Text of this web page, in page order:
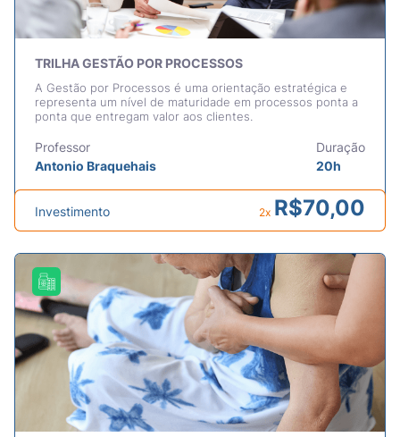
TRILHA GESTÃO POR PROCESSOS
A Gestão por Processos é uma orientação estratégica e
representa um nível de maturidade em processos ponta a
ponta que entregam valor aos clientes.
Professor
Antonio Braquehais
Duração
20h
Investimento 2x R$70,00